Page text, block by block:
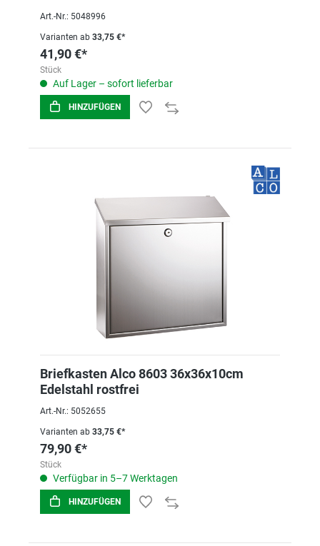
Art.-Nr.: 5048996
Varianten ab 33,75 €*
41,90 €*
Stück
Auf Lager – sofort lieferbar
HINZUFÜGEN
Briefkasten Alco 8603 36x36x10cm
Edelstahl rostfrei
Art.-Nr.: 5052655
Varianten ab 33,75 €*
79,90 €*
Stück
Verfügbar in 5–7 Werktagen
HINZUFÜGEN